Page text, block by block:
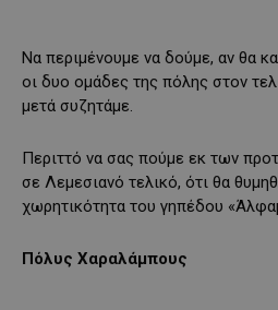
Να περιμένουμε να δούμε, αν θα
οι δυο ομάδες της πόλης στον
μετά συζητάμε.
Περιττό να σας πούμε εκ των
σε Λεμεσιανό τελικό, ότι θα
χωρητικότητα του γηπέδου
Πόλυς Χαραλάμπους